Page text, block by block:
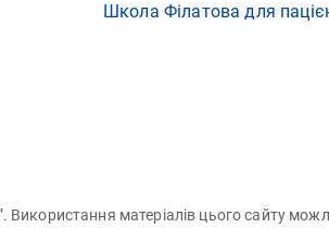
Школа Філатова для
Використання матеріалів цього сайту